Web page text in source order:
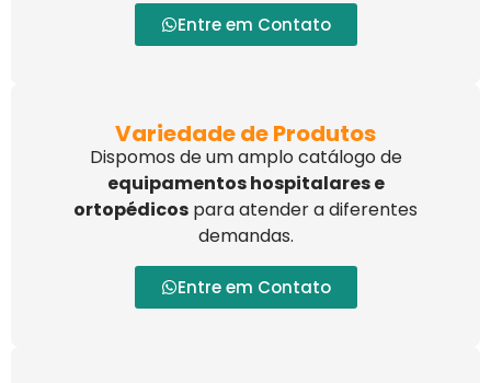
Entre em Contato
Variedade de Produtos
Dispomos de um amplo catálogo de
equipamentos hospitalares e
ortopédicos para atender a diferentes
demandas.
Entre em Contato